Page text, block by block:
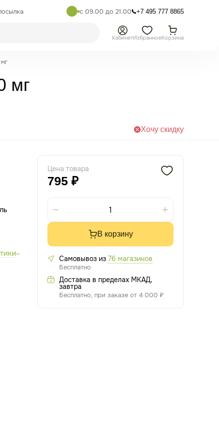
с 09.00 до 21.00 +7 495 777 8865
КабинетИзбранноеКорзина
мг
Хочу скидку
Цена товара
795 ₽
В корзину
Самовывоз из 76 магазинов
Бесплатно
Доставка в пределах МКАД,
завтра
Бесплатно, при заказе от 4 000 ₽